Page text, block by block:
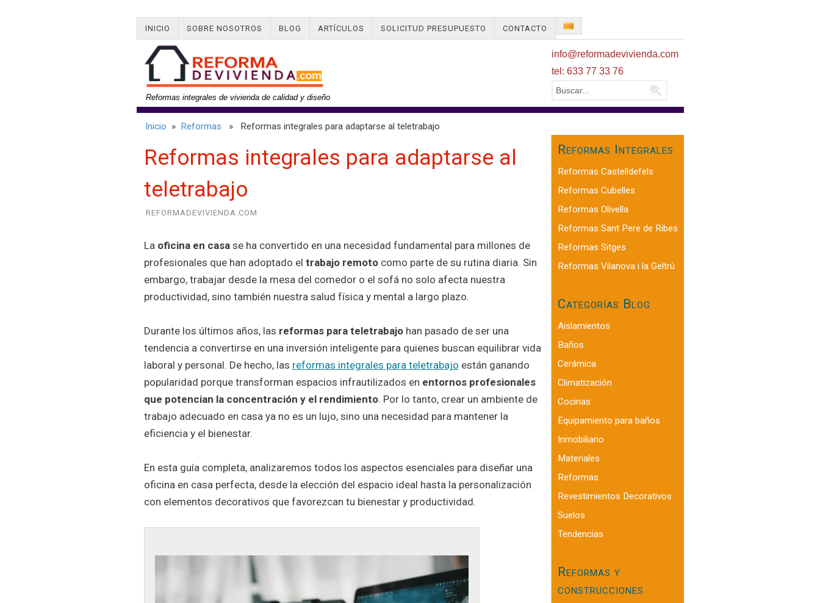
INICIO SOBRE NOSOTROS BLOG ARTÍCULOS SOLICITUD PRESUPUESTO CONTACTO
Reformas integrales de vivienda de calidad y diseño
info@reformadevivienda.com
tel: 633 77 33 76
Inicio » Reformas » Reformas integrales para adaptarse al teletrabajo
Reformas integrales para adaptarse al
teletrabajo
REFORMADEVIVIENDA.COM
La oficina en casase ha convertido en una necesidad fundamental para millones de
profesionales que han adoptado el trabajo remotocomo parte de su rutina diaria. Sin
embargo, trabajar desde la mesa del comedor o el sofá no solo afecta nuestra
productividad, sino también nuestra salud física y mental a largo plazo.
Durante los últimos años, las reformas para teletrabajo han pasado de ser una
tendencia a convertirse en una inversión inteligente para quienes buscan equilibrar vida
laboral y personal. De hecho, las reformas integrales para teletrabajo están ganando
popularidad porque transforman espacios infrautilizados en entornos profesionales
que potencian la concentración y el rendimiento. Por lo tanto, crear un ambiente de
trabajo adecuado en casa ya no es un lujo, sino una necesidad para mantener la
eficiencia y el bienestar.
En esta guía completa, analizaremos todos los aspectos esenciales para diseñar una
oficina en casa perfecta, desde la elección del espacio ideal hasta la personalización
con elementos decorativos que favorezcan tu bienestar y productividad.
Reformas Integrales
Reformas Castelldefels
Reformas Cubelles
Reformas Olivella
Reformas Sant Pere de Ribes
Reformas Sitges
Reformas Vilanova i la Geltrú
Categorías Blog
Aislamientos
Baños
Cerámica
Climatización
Cocinas
Equipamiento para baños
Inmobiliario
Materiales
Reformas
Revestimientos Decorativos
Suelos
Tendencias
Reformas y
construcciones